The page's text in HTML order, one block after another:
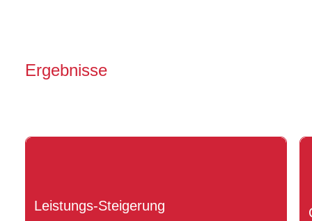
Ergebnisse
Leistungs-Steigerung